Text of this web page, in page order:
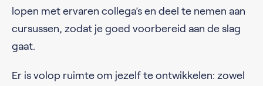
lopen met ervaren collega’s en deel te nemen aan
cursussen, zodat je goed voorbereid aan de slag
gaat.
Er is volop ruimte om jezelf te ontwikkelen: zowel